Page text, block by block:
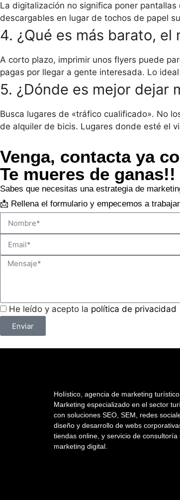
La digitalización no significa poner
descargables en lugar de tochos de papel
4. ¿Qué es más barato,
A corto plazo, imprimir unos flyers puede
pagas por llegar a gente interesada. Lo
5. ¿Dónde es mejor dejar
Busca lugares de «tráfico cualificado». No
de alquiler de bicis. Lugares donde esté el
Venga, contacta ya
Te mueres de ganas!!
Sabes que necesitas una estrategia de
📩 Rellena el formulario y empecemos a
He leído y acepto la política de privacidad
Enviar
Holístico, agencia de marketing turístico.
Marketing especializado en el sector
con soluciones SEO, SEM, redes
diseño y desarrollo de webs
tiendas online, y servicio de consultoría
marketing digital.